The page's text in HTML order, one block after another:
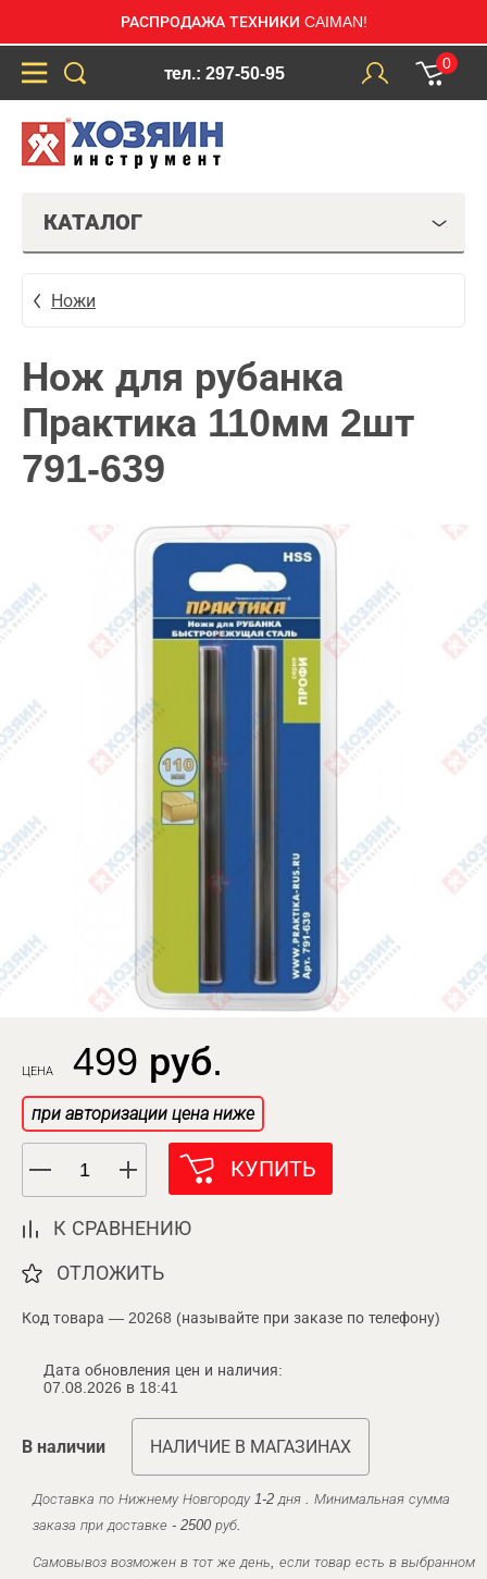
РАСПРОДАЖА ТЕХНИКИ CAIMAN!
тел.: 297-50-95
0
КАТАЛОГ
Ножи
Нож для рубанка
Практика 110мм 2шт
791-639
ЦЕНА 499 руб.
при авторизации цена ниже
КУПИТЬ
К СРАВНЕНИЮ
ОТЛОЖИТЬ
Код товара — 20268 (называйте при заказе по телефону)
Дата обновления цен и наличия:
07.08.2026 в 18:41
В наличии НАЛИЧИЕ В МАГАЗИНАХ
Доставка по Нижнему Новгороду 1-2 дня . Минимальная сумма
заказа при доставке - 2500 руб.
Самовывоз возможен в тот же день, если товар есть в выбранном